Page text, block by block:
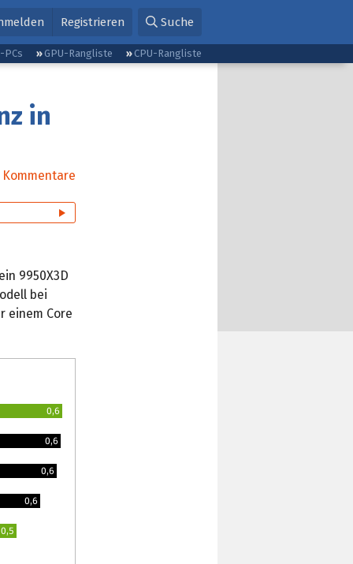
Registrieren Suche
PCs GPU-Rangliste CPU-Rangliste
in
Kommentare
9950X3D
bei
einem Core
0,6
0,6
0,6
0,6
0,5